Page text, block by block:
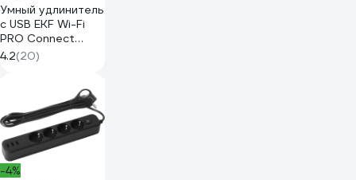
Умный удлинитель
c USB EKF Wi-Fi
PRO Connect
RCE-2-WF
4.2(20)
-4%